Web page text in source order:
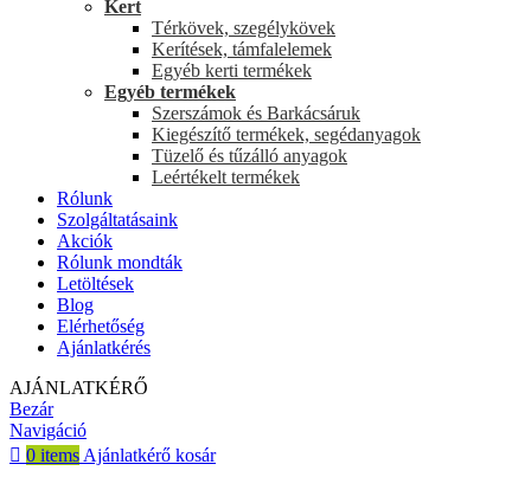
Kert
Térkövek, szegélykövek
Kerítések, támfalelemek
Egyéb kerti termékek
Egyéb termékek
Szerszámok és Barkácsáruk
Kiegészítő termékek, segédanyagok
Tüzelő és tűzálló anyagok
Leértékelt termékek
Rólunk
Szolgáltatásaink
Akciók
Rólunk mondták
Letöltések
Blog
Elérhetőség
Ajánlatkérés
AJÁNLATKÉRŐ
Bezár
Navigáció
0 items Ajánlatkérő kosár